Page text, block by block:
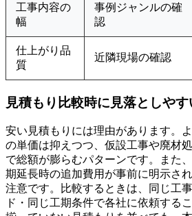
工事内容の
幅
事例ジャンルの確
認
仕上がり品
質
近隣現場の確認
見積もり比較時に見落としやす
安い見積もりには理由があります。
の単価は抑えつつ、仮設工事や廃材
で総額が膨らむパターンです。また
期延長時の追加費用が事前に明示さ
注意です。比較するときは、同じ工
ド・同じ工期条件で各社に依頼する